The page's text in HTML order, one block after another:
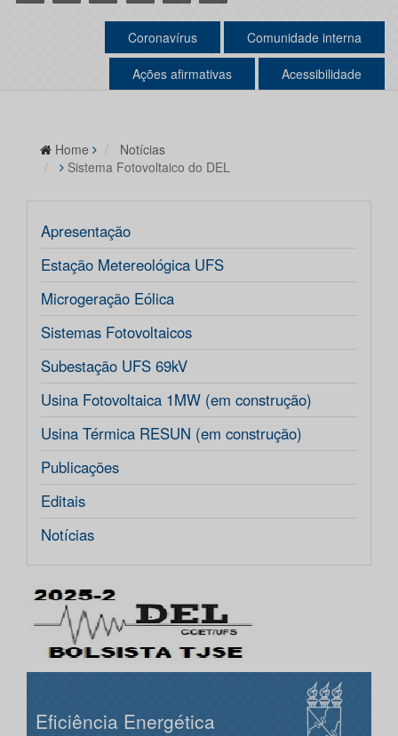
Coronavírus Comunidade interna
Ações afirmativas Acessibilidade
Home
Notícias
Sistema Fotovoltaico do DEL
Apresentação
Estação Metereológica UFS
Microgeração Eólica
Sistemas Fotovoltaicos
Subestação UFS 69kV
Usina Fotovoltaica 1MW (em construção)
Usina Térmica RESUN (em construção)
Publicações
Editais
Notícias
Eficiência Energética